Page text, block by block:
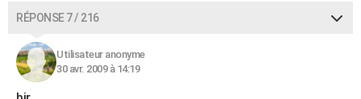
RÉPONSE 7 / 216
Utilisateur anonyme
30 avr. 2009 à 14:19